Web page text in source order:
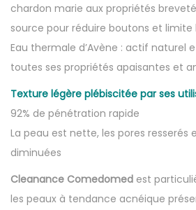
chardon marie aux propriétés
source pour réduire boutons et
Eau thermale d’Avène : actif naturel
toutes ses propriétés apaisantes et
Texture légère plébiscitée par ses
92% de pénétration rapide
La peau est nette, les pores resserés
diminuées
Cleanance Comedomed est
les peaux à tendance acnéique